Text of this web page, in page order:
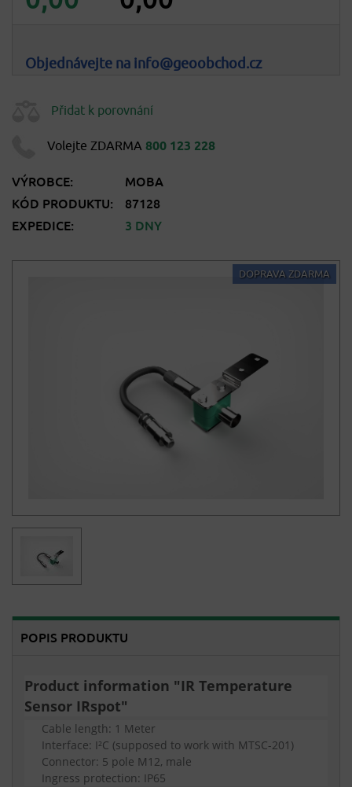
DOPRAVA ZDARMA
Objednávejte na info@geoobchod.cz
Přidat k porovnání
Volejte ZDARMA 800 123 228
VÝROBCE:
MOBA
KÓD PRODUKTU:
87128
EXPEDICE:
3 DNY
POPIS PRODUKTU
Product information "IR Temperature
Sensor IRspot"
Cable length: 1 Meter
Interface: I²C (supposed to work with MTSC-201)
Connector: 5 pole M12, male
Ingress protection: IP65